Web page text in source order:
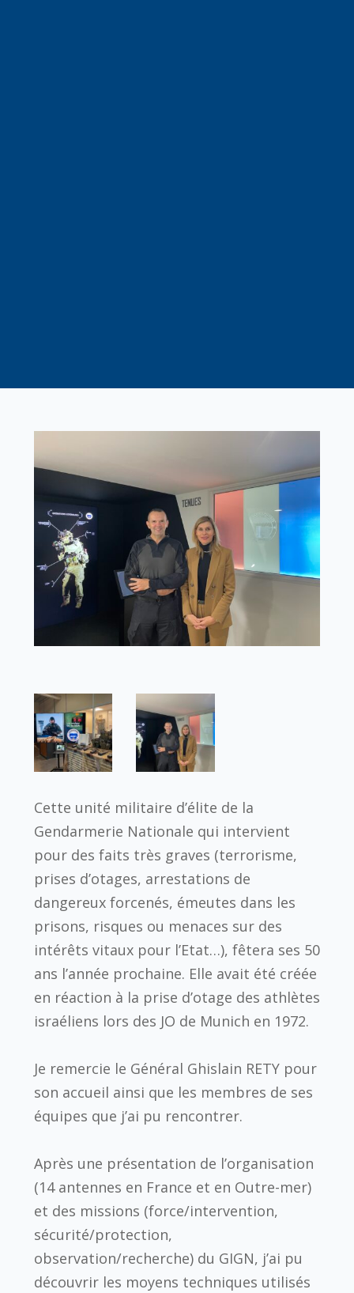
Cette unité militaire d’élite de la
Gendarmerie Nationale qui intervient
pour des faits très graves (terrorisme,
prises d’otages, arrestations de
dangereux forcenés, émeutes dans les
prisons, risques ou menaces sur des
intérêts vitaux pour l’Etat…), fêtera ses 50
ans l’année prochaine. Elle avait été créée
en réaction à la prise d’otage des athlètes
israéliens lors des JO de Munich en 1972.
Je remercie le Général Ghislain RETY pour
son accueil ainsi que les membres de ses
équipes que j’ai pu rencontrer.
Après une présentation de l’organisation
(14 antennes en France et en Outre-mer)
et des missions (force/intervention,
sécurité/protection,
observation/recherche) du GIGN, j’ai pu
découvrir les moyens techniques utilisés